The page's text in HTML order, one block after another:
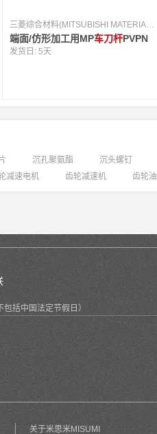
三菱综合材料(MITSUBISHI MATERIALS) [日本]
端面/仿形加工用MP车刀杆PVPN
发货日:5天
沉孔聚氨酯 沉头螺钉
减速电机 齿轮减速机 齿轮油
括中国法定节假日）
关于米思米MISUMI